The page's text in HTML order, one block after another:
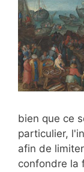
bien que ce
particulier,
afin de
confondre la